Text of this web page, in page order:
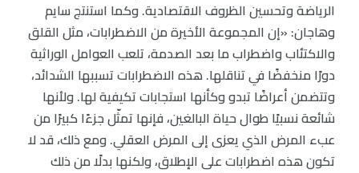
الرياضة وتحسين الظروف الاقتصادية. وكما استنتج سايم
وهاجان: «إن المجموعة الأخيرة من الاضطرابات، مثل القلق
والاكتئاب واضطراب ما بعد الصدمة، تلعب العوامل الوراثية
دورًا منخفضًا في تناقلها. هذه الاضطرابات تسببها الشدائد،
وتتضمن أعراضًا تبدو وكأنها استجابات تكيفية لها. ولأنها
شائعة نسبيًا طوال حياة البالغين، فإنها تمثّل جزءًا كبيرًا من
عبء المرض الذي يعزى إلى المرض العقلي. ومع ذلك، قد لا
تكون هذه اضطرابات على الإطلاق، ولكنها بدلًا من ذلك